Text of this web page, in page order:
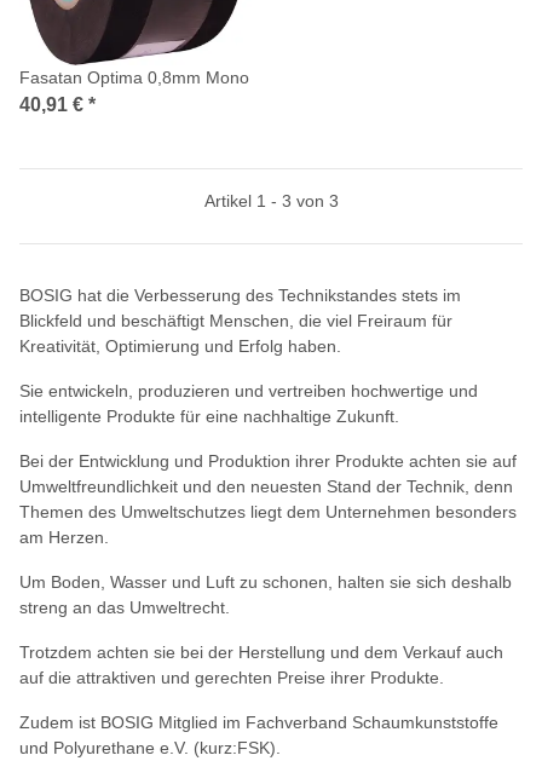
Fasatan Optima 0,8mm Mono
40,91 € *
Artikel 1 - 3 von 3
BOSIG hat die Verbesserung des Technikstandes stets im
Blickfeld und beschäftigt Menschen, die viel Freiraum für
Kreativität, Optimierung und Erfolg haben.
Sie entwickeln, produzieren und vertreiben hochwertige und
intelligente Produkte für eine nachhaltige Zukunft.
Bei der Entwicklung und Produktion ihrer Produkte achten sie auf
Umweltfreundlichkeit und den neuesten Stand der Technik, denn
Themen des Umweltschutzes liegt dem Unternehmen besonders
am Herzen.
Um Boden, Wasser und Luft zu schonen, halten sie sich deshalb
streng an das Umweltrecht.
Trotzdem achten sie bei der Herstellung und dem Verkauf auch
auf die attraktiven und gerechten Preise ihrer Produkte.
Zudem ist BOSIG Mitglied im Fachverband Schaumkunststoffe
und Polyurethane e.V. (kurz:FSK).